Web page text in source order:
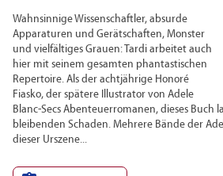
Wahnsinnige Wissenschaftler, absurde
Apparaturen und Gerätschaften, Monster
und vielfältiges Grauen: Tardi arbeitet auch
hier mit seinem gesamten phantastischen
Repertoire. Als der achtjährige Honoré
Fiasko, der spätere Illustrator von Adele
Blanc-Secs Abenteuerromanen, dieses Buch
bleibenden Schaden. Mehrere Bände der
dieser Urszene...